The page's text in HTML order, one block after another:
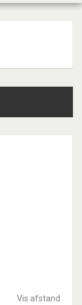
Vis afstand